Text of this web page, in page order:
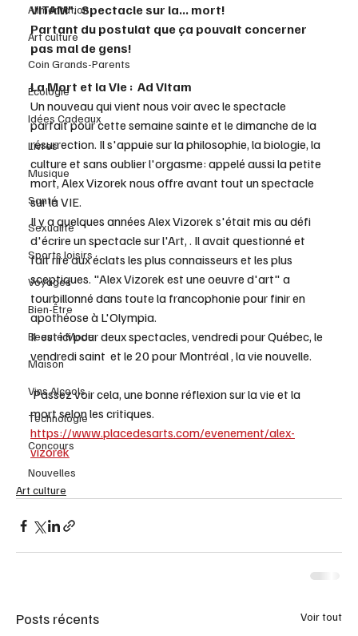
Alimentation
Art culture
Coin Grands-Parents
Écologie
Idées Cadeaux
Livres
Musique
Santé
Sexualité
Sports loisirs
Voyages
Bien-Être
Beauté Mode
Maison
Vins Alcools
Technologie
Concours
Nouvelles
VITAM".  Spectacle sur la... mort!
Partant du postulat que ça pouvait concerner
pas mal de gens!
La Mort et la Vie :  Ad Vitam
Un nouveau qui vient nous voir avec le spectacle
parfait pour cette semaine sainte et le dimanche de la
résurrection. Il s'appuie sur la philosophie, la biologie, la
culture et sans oublier l'orgasme: appelé aussi la petite
mort, Alex Vizorek nous offre avant tout un spectacle
sur la VIE.
Il y a quelques années Alex Vizorek s'était mis au défi
d'écrire un spectacle sur l'Art, . Il avait questionné et
fait rire aux éclats les plus connaisseurs et les plus
sceptiques. "Alex Vizorek est une oeuvre d'art" a
tourbillonné dans toute la francophonie pour finir en
apothéose à L'Olympia.
Il  est ici pour deux spectacles, vendredi pour Québec, le
vendredi saint  et le 20 pour Montréal , la vie nouvelle.
Passez voir cela, une bonne réflexion sur la vie et la
mort selon les critiques.
https://www.placedesarts.com/evenement/alex-
vizorek
Art culture
Posts récents Voir tout